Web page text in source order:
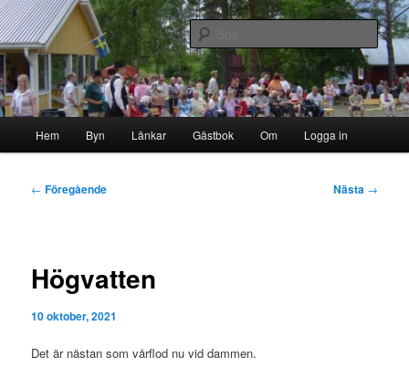
Hoppa
till
primärt
innehållStorborgarn
Byn i skogen
Sök
Hem Byn Länkar Gästbok Om Logga in
Inläggsnavigering
← Föregående Nästa →
Högvatten
10 oktober, 2021
Det är nästan som vårflod nu vid dammen.